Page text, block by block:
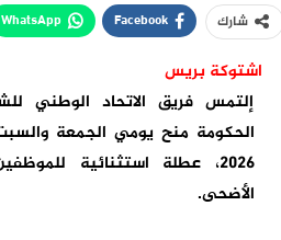
شارك Facebook
WhatsApp
اشتوكة بريس
إلتمس فريق الاتحاد الوطني
2026، عطلة استثنائية
الأضحى.